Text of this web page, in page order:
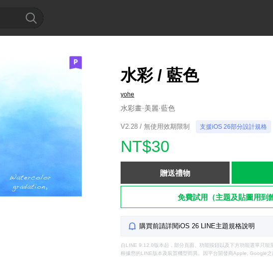
水彩 / 藍色
yohe
水彩畫·美麗·藍色
V2.28 / 無使用效期限制 支援iOS 26部分設計規格
NT$30
贈送禮物
免費試用（主題及貼圖用到
購買前請詳閱iOS 26 LINE主題規格說明
自LINE 9.12.0版本起，部分頁面、功能按鈕以及下方功能選單只能
根據您的LINE版本及裝置機型而異。因平台開發商Apple, Google之